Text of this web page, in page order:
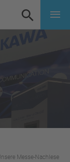
Messe-Nachlese